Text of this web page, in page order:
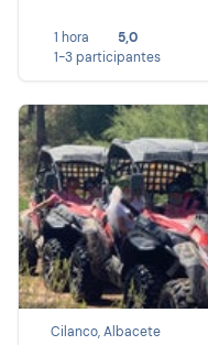
1 hora
5,0
1-3 participantes
Cilanco, Albacete